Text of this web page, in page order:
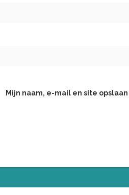
Mijn naam, e-mail en site